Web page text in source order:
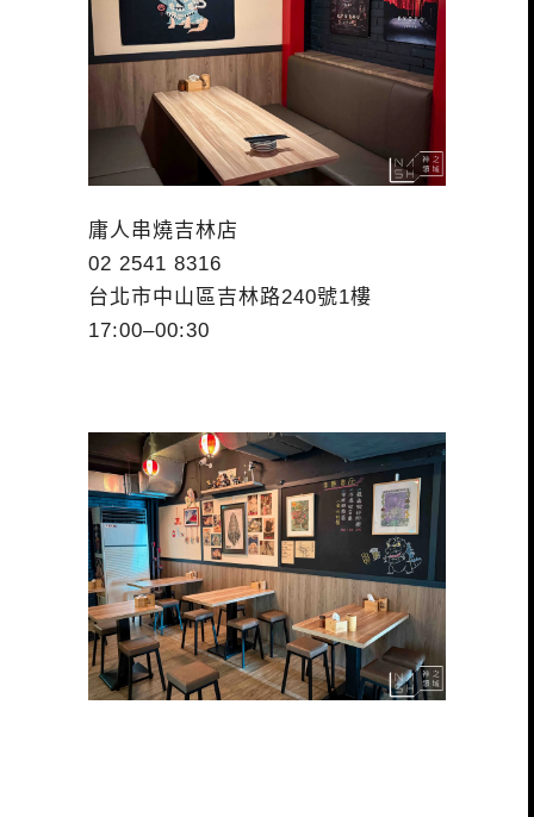
庸人串燒吉林店
02 2541 8316
台北市中山區吉林路240號1樓
17:00–00:30